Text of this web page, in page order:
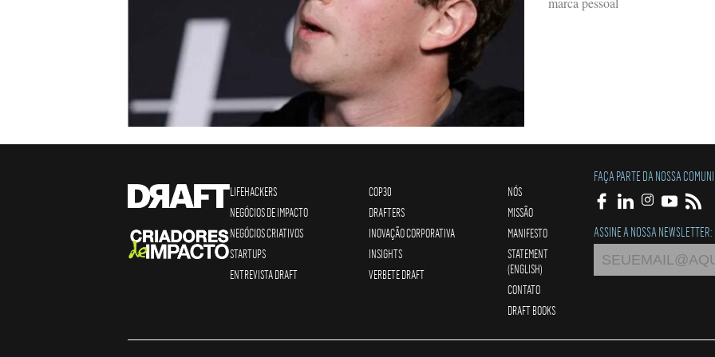
LIFEHACKERS
NEGÓCIOS DE IMPACTO
NEGÓCIOS CRIATIVOS
STARTUPS
ENTREVISTA DRAFT
COP30
DRAFTERS
INOVAÇÃO CORPORATIVA
INSIGHTS
VERBETE DRAFT
NÓS
MISSÃO
MANIFESTO
STATEMENT
(ENGLISH)
CONTATO
DRAFT BOOKS
FAÇA PARTE DA NOSSA
ASSINE A NOSSA NEWSLETTER: